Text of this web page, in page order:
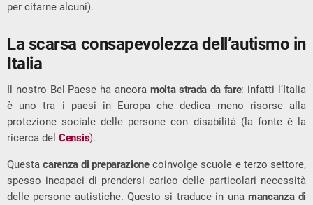
per citarne alcuni).
La scarsa consapevolezza dell’autismo in
Italia
Il nostro Bel Paese ha ancora molta strada da fare: infatti l’Italia
è uno tra i paesi in Europa che dedica meno risorse alla
protezione sociale delle persone con disabilità (la fonte è la
ricerca del Censis).
Questacarenza di preparazionecoinvolge scuole e terzo settore,
spesso incapaci di prendersi carico delle particolari necessità
delle persone autistiche. Questo si traduce in una mancanza di